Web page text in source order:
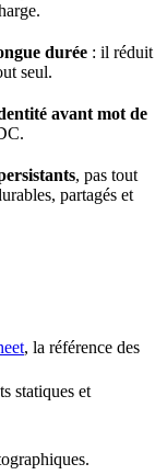
durée : il réduit
seul.
avant mot de
, pas tout
partagés et
, la référence des
statiques et